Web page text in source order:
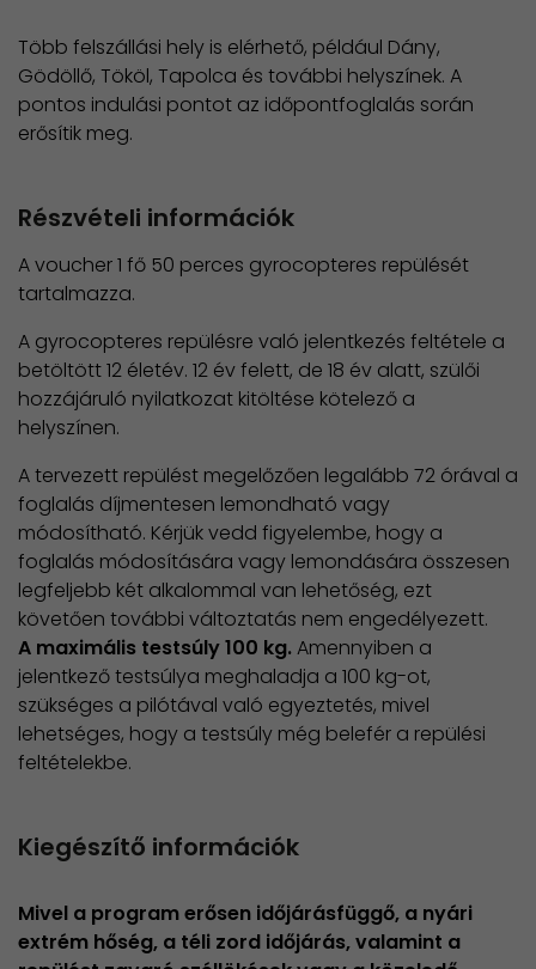
Több felszállási hely is elérhető, például Dány,
Gödöllő, Tököl, Tapolca és további helyszínek. A
pontos indulási pontot az időpontfoglalás során
erősítik meg.
Részvételi információk
A voucher 1 fő 50 perces gyrocopteres repülését
tartalmazza.
A gyrocopteres repülésre való jelentkezés feltétele a
betöltött 12 életév. 12 év felett, de 18 év alatt, szülői
hozzájáruló nyilatkozat kitöltése kötelező a
helyszínen.
A tervezett repülést megelőzően legalább 72 órával a
foglalás díjmentesen lemondható vagy
módosítható. Kérjük vedd figyelembe, hogy a
foglalás módosítására vagy lemondására összesen
legfeljebb két alkalommal van lehetőség, ezt
követően további változtatás nem engedélyezett.
A maximális testsúly 100 kg.Amennyiben a
jelentkező testsúlya meghaladja a 100 kg-ot,
szükséges a pilótával való egyeztetés, mivel
lehetséges, hogy a testsúly még belefér a repülési
feltételekbe.
Kiegészítő információk
Mivel a program erősen időjárásfüggő, a nyári
extrém hőség, a téli zord időjárás, valamint a